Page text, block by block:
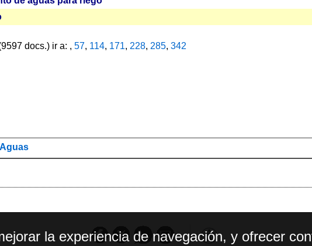
docs.) ir a: , 57, 114, 171, 228, 285, 342
la experiencia de navegación, y ofrecer